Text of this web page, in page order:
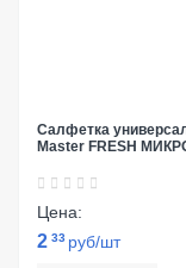
Салфетка
Master FRESH
Цена:
2 33 руб/шт